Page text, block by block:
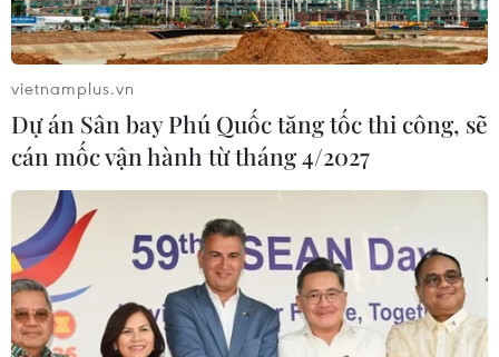
vietnamplus.vn
Dự án Sân bay Phú Quốc tăng tốc thi công, sẽ
cán mốc vận hành từ tháng 4/2027